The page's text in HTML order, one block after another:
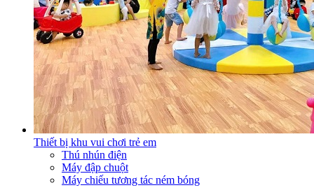
Thiết bị khu vui chơi trẻ em
Thú nhún điện
Máy đập chuột
Máy chiếu tương tác ném bóng